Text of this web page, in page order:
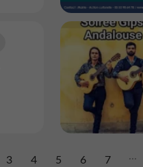
3 4 5 6 7 ...